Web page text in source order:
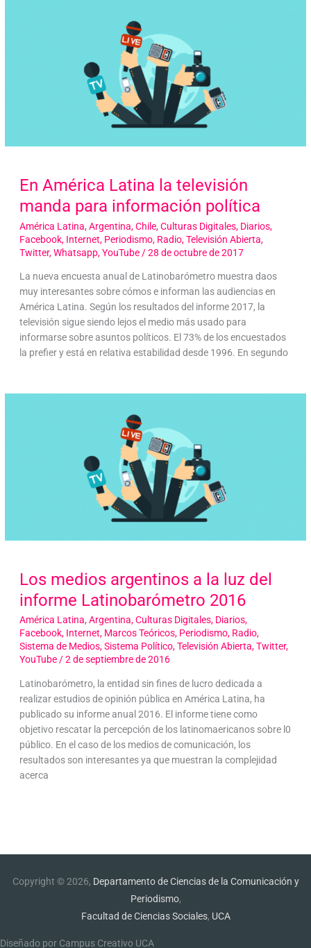
En América Latina la televisión
manda para información política
América Latina,Argentina,Chile,Culturas Digitales, Diarios,
Facebook, Internet, Periodismo, Radio,Televisión Abierta,
Twitter,Whatsapp,YouTube/28 de octubre de 2017
La nueva encuesta anual de Latinobarómetro muestra daos
muy interesantes sobre cómos e informan las audiencias en
América Latina. Según los resultados del informe 2017, la
televisión sigue siendo lejos el medio más usado para
informarse sobre asuntos políticos. El 73% de los encuestados
la prefier y está en relativa estabilidad desde 1996. En segundo
Los medios argentinos a la luz del
informe Latinobarómetro 2016
América Latina,Argentina,Culturas Digitales, Diarios,
Facebook, Internet, Marcos Teóricos, Periodismo, Radio,
Sistema de Medios,Sistema Político,Televisión Abierta,Twitter,
YouTube/2 de septiembre de 2016
Latinobarómetro, la entidad sin fines de lucro dedicada a
realizar estudios de opinión pública en América Latina, ha
publicado su informe anual 2016. El informe tiene como
objetivo rescatar la percepción de los latinomaericanos sobre l0
público. En el caso de los medios de comunicación, los
resultados son interesantes ya que muestran la complejidad
acerca
Copyright © 2026, Departamento de Ciencias de la Comunicación y
Periodismo,
Facultad de Ciencias Sociales, UCA
Diseñado por Campus Creativo UCA